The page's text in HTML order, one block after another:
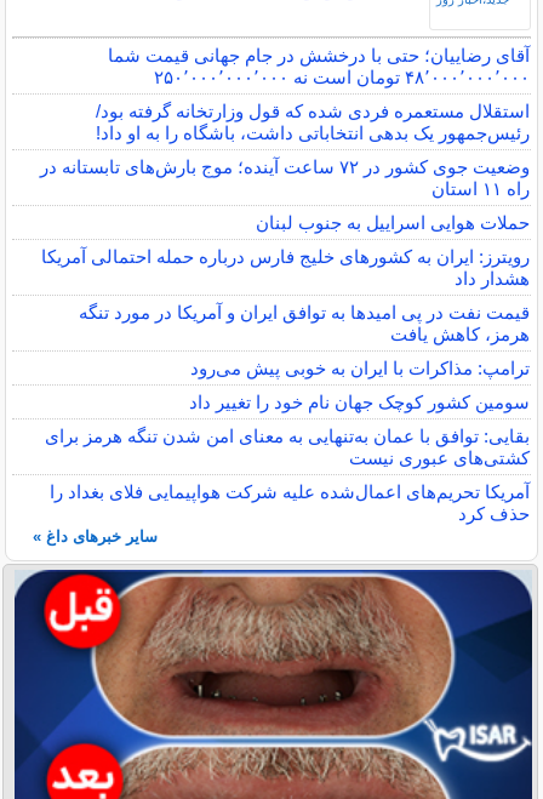
آقای رضاییان؛ حتی با درخشش در جام جهانی قیمت شما
۴۸٬۰۰۰٬۰۰۰٬۰۰۰ تومان است نه ۲۵۰٬۰۰۰٬۰۰۰٬۰۰۰
استقلال مستعمره فردی شده که قول وزارتخانه گرفته بود/
رئیس‌جمهور یک بدهی انتخاباتی داشت، باشگاه را به او داد!
وضعیت جوی کشور در ۷۲ ساعت آینده؛ موج بارش‌های تابستانه در
راه ۱۱ استان
حملات هوایی اسراییل به جنوب لبنان
رویترز: ایران به کشورهای خلیج فارس درباره حمله احتمالی آمریکا
هشدار داد
قیمت نفت در پی امیدها به توافق ایران و آمریکا در مورد تنگه
هرمز، کاهش یافت
ترامپ: مذاکرات با ایران به خوبی پیش می‌رود
سومین کشور کوچک جهان نام خود را تغییر داد
بقایی: توافق با عمان به‌تنهایی به معنای امن شدن تنگه هرمز برای
کشتی‌های عبوری نیست
آمریکا تحریم‌های اعمال‌شده علیه شرکت هواپیمایی فلای بغداد را
حذف کرد
سایر خبرهای داغ »